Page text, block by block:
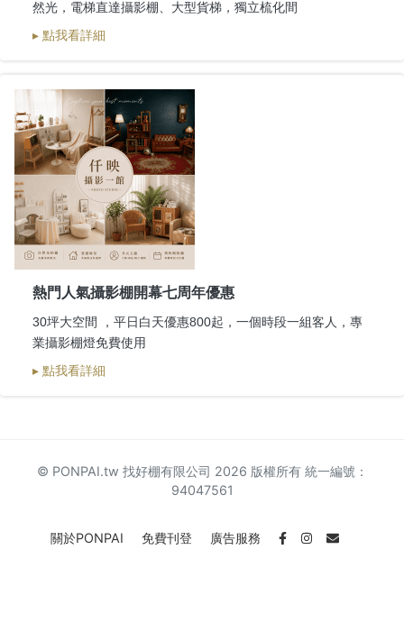
然光，電梯直達攝影棚、大型貨梯，獨立梳化間
▸ 點我看詳細
熱門人氣攝影棚開幕七周年優惠
30坪大空間 ，平日白天優惠800起，一個時段一組客人，專
業攝影棚燈免費使用
▸ 點我看詳細
© PONPAI.tw 找好棚有限公司 2026 版權所有 統一編號：
94047561
關於PONPAI 免費刊登 廣告服務